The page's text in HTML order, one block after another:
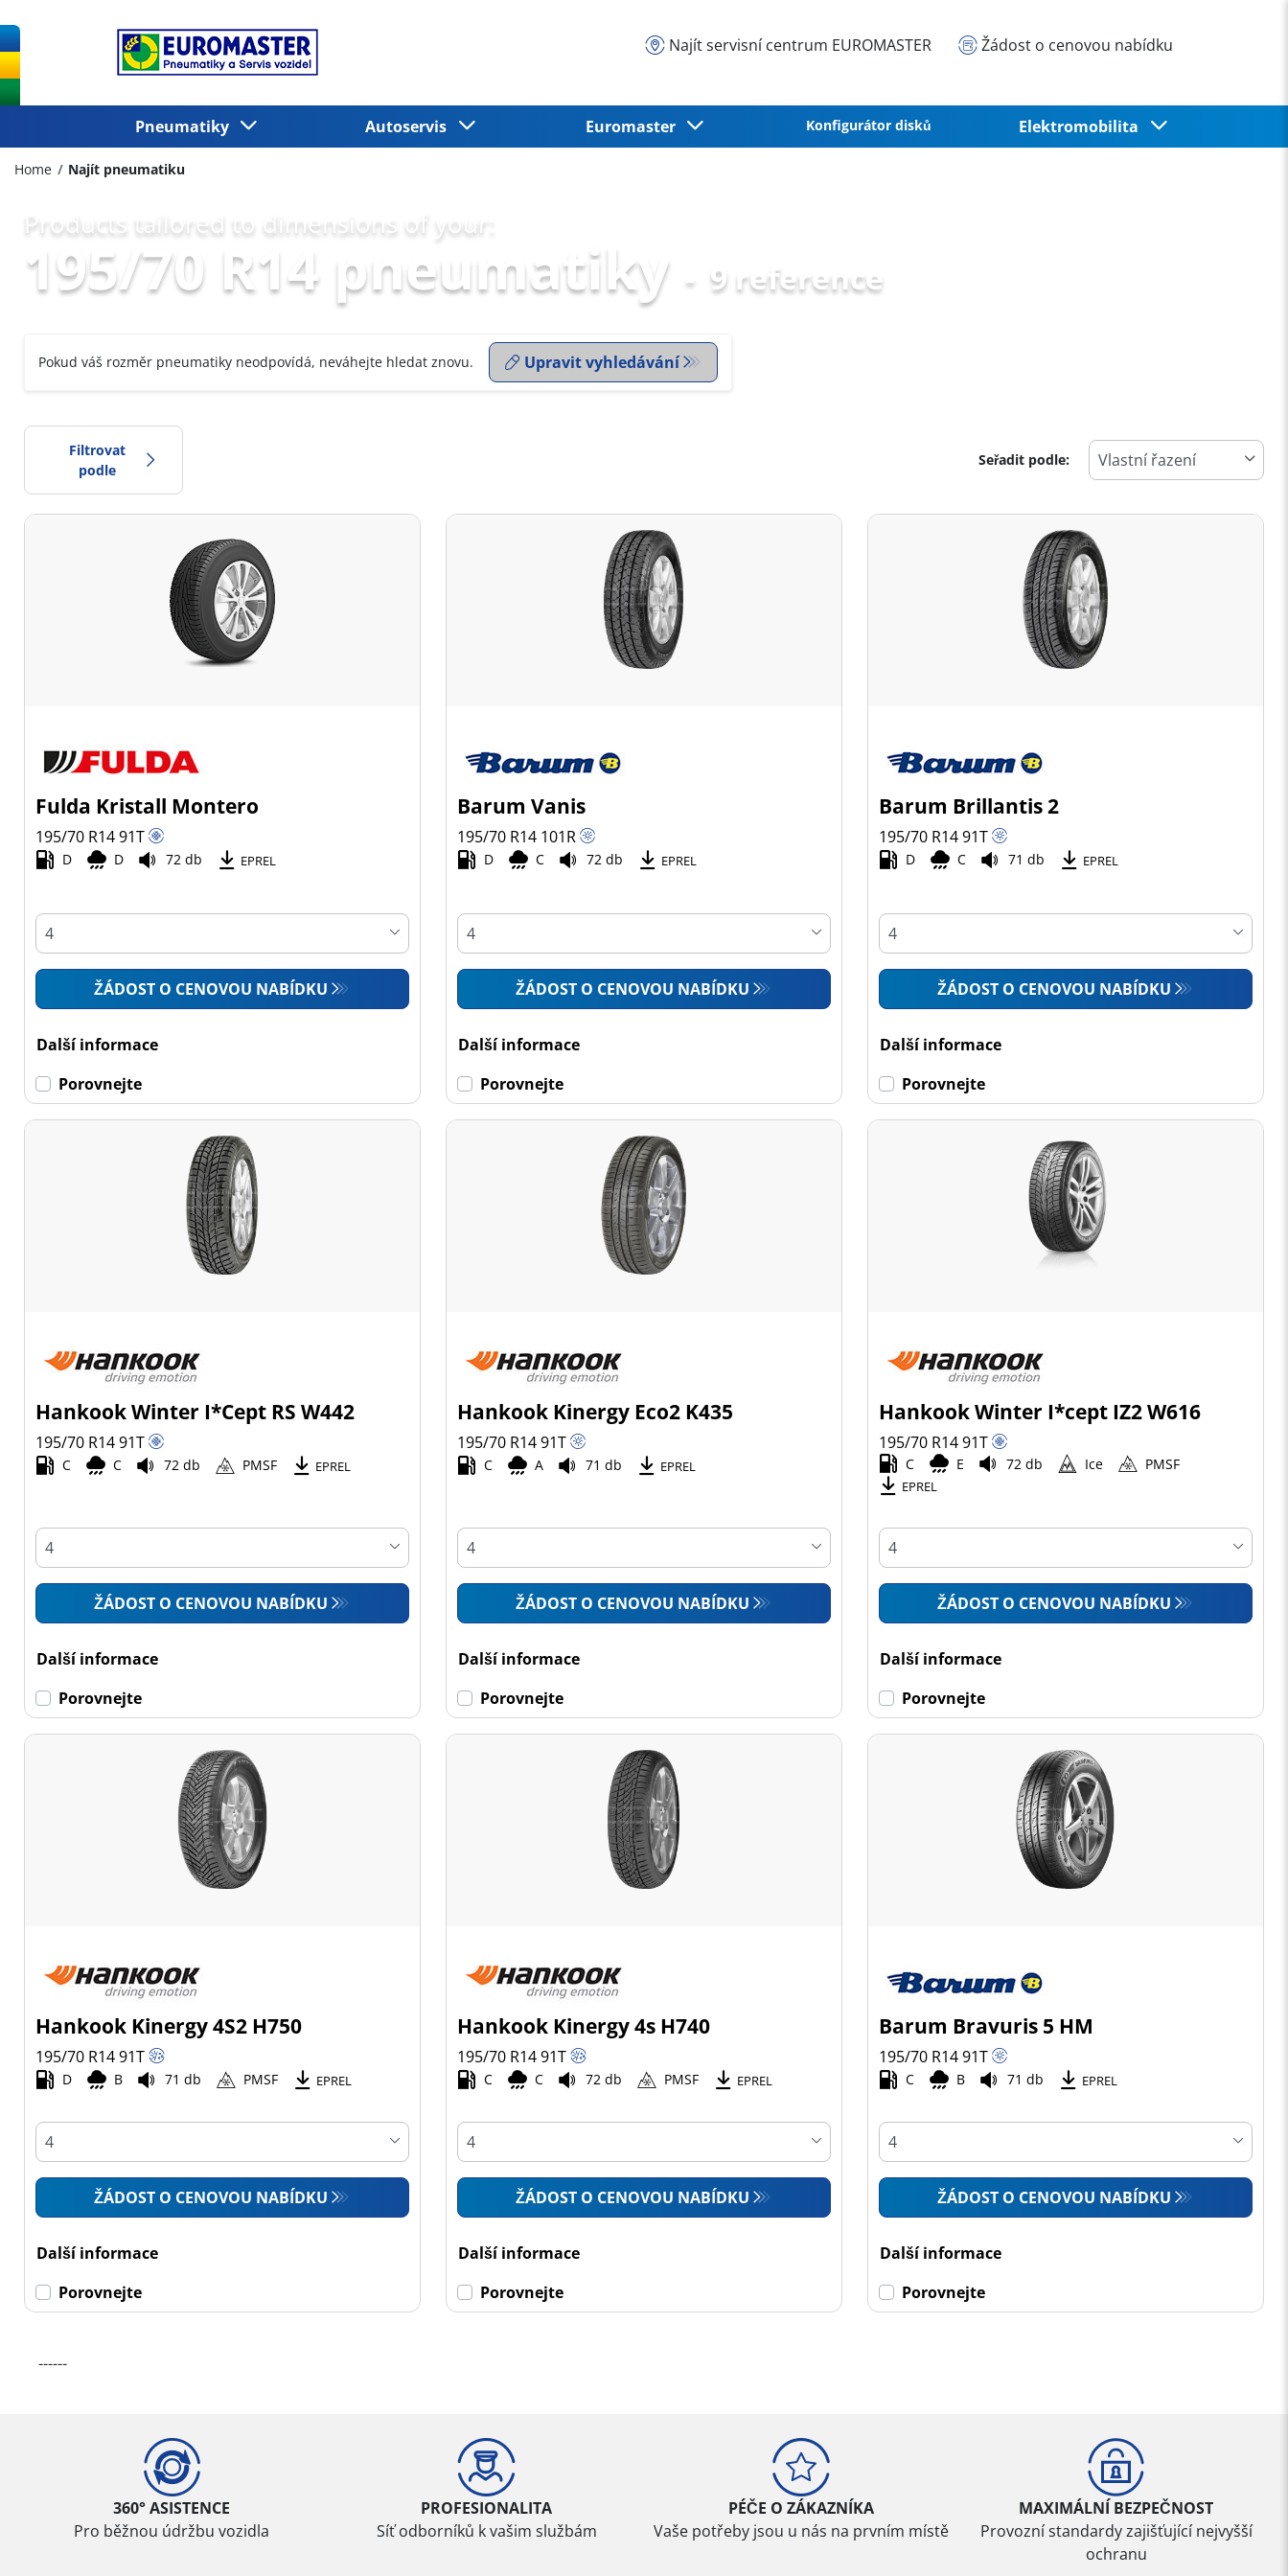
Najít servisní centrum EUROMASTER Žádost o cenovou nabídku
Pneumatiky Autoservis Euromaster Konfigurátor disků Elektromobilita
Home Najít pneumatiku
Products tailored to dimensions of your:
195/70 R14 pneumatiky - 9 reference
Pokud váš rozměr pneumatiky neodpovídá, neváhejte hledat znovu. Upravit vyhledávání
Filtrovat
podle
2
Všechny typy (9)
Celoroční (2)
Všechny typy (9)
Dodávka (1)
Campingový vůz (0)
(0)
Dojezdové
Ne dojezdové (9)
Seřadit podle:
Fulda Kristall Montero
195/70 R1491T
D D 72 db EPREL
ŽÁDOST O CENOVOU NABÍDKU
Další informace
Porovnejte
Barum Vanis
195/70 R14 101R
D C 72 db EPREL
ŽÁDOST O CENOVOU NABÍDKU
Další informace
Porovnejte
Barum Brillantis 2
195/70 R1491T
D C 71 db EPREL
ŽÁDOST O CENOVOU NABÍDKU
Další informace
Porovnejte
Hankook Winter I*Cept RS W442
195/70 R1491T
C C 72 db PMSF EPREL
ŽÁDOST O CENOVOU NABÍDKU
Další informace
Porovnejte
Hankook Kinergy Eco2 K435
195/70 R1491T
C A 71 db EPREL
ŽÁDOST O CENOVOU NABÍDKU
Další informace
Porovnejte
Hankook Winter I*cept IZ2 W616
195/70 R1491T
C E 72 db Ice PMSF
EPREL
ŽÁDOST O CENOVOU NABÍDKU
Další informace
Porovnejte
Hankook Kinergy 4S2 H750
195/70 R1491T
D B 71 db PMSF EPREL
ŽÁDOST O CENOVOU NABÍDKU
Další informace
Porovnejte
Hankook Kinergy 4s H740
195/70 R1491T
C C 72 db PMSF EPREL
ŽÁDOST O CENOVOU NABÍDKU
Další informace
Porovnejte
Barum Bravuris 5 HM
195/70 R1491T
C B 71 db EPREL
ŽÁDOST O CENOVOU NABÍDKU
Další informace
Porovnejte
------
360° ASISTENCE
Pro běžnou údržbu vozidla
PROFESIONALITA
Síť odborníků k vašim službám
PÉČE O ZÁKAZNÍKA
Vaše potřeby jsou u nás na prvním místě
MAXIMÁLNÍ BEZPEČNOST
Provozní standardy zajišťující nejvyšší
ochranu